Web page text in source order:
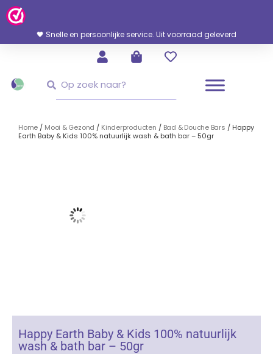
Ga
Naar
Inhoud
🖤 Snelle en persoonlijke service. Uit voorraad geleverd
Home / Mooi & Gezond / Kinderproducten / Bad & Douche Bars / Happy
Earth Baby & Kids 100% natuurlijk wash & bath bar – 50gr
Happy Earth Baby & Kids 100% natuurlijk
wash & bath bar – 50gr